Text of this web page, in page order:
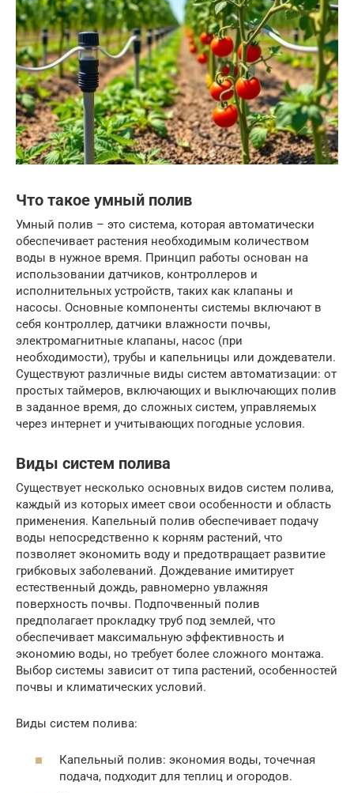
Что такое умный полив
Умный полив – это система, которая автоматически
обеспечивает растения необходимым количеством
воды в нужное время. Принцип работы основан на
использовании датчиков, контроллеров и
исполнительных устройств, таких как клапаны и
насосы. Основные компоненты системы включают в
себя контроллер, датчики влажности почвы,
электромагнитные клапаны, насос (при
необходимости), трубы и капельницы или дождеватели.
Существуют различные виды систем автоматизации: от
простых таймеров, включающих и выключающих полив
в заданное время, до сложных систем, управляемых
через интернет и учитывающих погодные условия.
Виды систем полива
Существует несколько основных видов систем полива,
каждый из которых имеет свои особенности и область
применения. Капельный полив обеспечивает подачу
воды непосредственно к корням растений, что
позволяет экономить воду и предотвращает развитие
грибковых заболеваний. Дождевание имитирует
естественный дождь, равномерно увлажняя
поверхность почвы. Подпочвенный полив
предполагает прокладку труб под землей, что
обеспечивает максимальную эффективность и
экономию воды, но требует более сложного монтажа.
Выбор системы зависит от типа растений, особенностей
почвы и климатических условий.
Виды систем полива:
Капельный полив: экономия воды, точечная
подача, подходит для теплиц и огородов.